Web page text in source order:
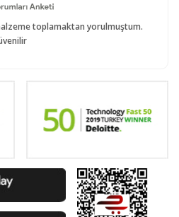
toplamaktan yorulmuştum.